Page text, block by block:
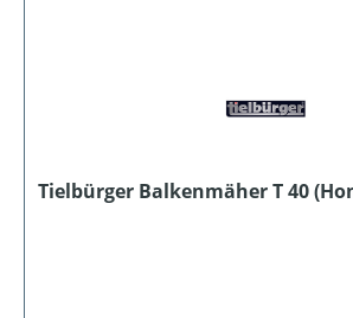
Tielbürger Balkenmäher T 40